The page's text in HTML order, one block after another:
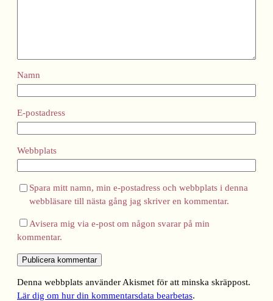
Namn
E-postadress
Webbplats
Spara mitt namn, min e-postadress och webbplats i denna
webbläsare till nästa gång jag skriver en kommentar.
Avisera mig via e-post om någon svarar på min
kommentar.
Denna webbplats använder Akismet för att minska skräppost.
Lär dig om hur din kommentarsdata bearbetas.